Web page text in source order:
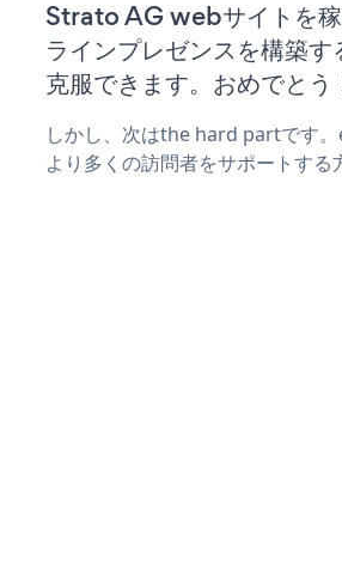
Strato AG webサイトを
ラインプレゼンスを構築
克服できます。おめでとう
しかし、次はthe hard partです
より多くの訪問者をサポートする